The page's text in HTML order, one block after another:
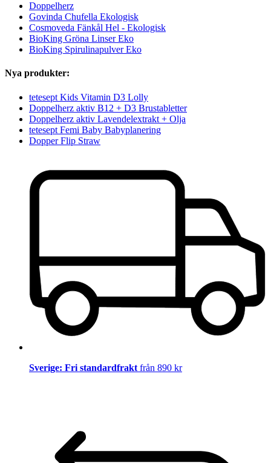
Doppelherz
Govinda Chufella Ekologisk
Cosmoveda Fänkål Hel - Ekologisk
BioKing Gröna Linser Eko
BioKing Spirulinapulver Eko
Nya produkter:
tetesept Kids Vitamin D3 Lolly
Doppelherz aktiv B12 + D3 Brustabletter
Doppelherz aktiv Lavendelextrakt + Olja
tetesept Femi Baby Babyplanering
Dopper Flip Straw
Sverige: Fri standardfrakt från 890 kr